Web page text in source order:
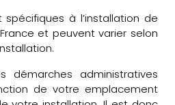
à l’installation de
et peuvent varier selon
démarches administratives
de votre emplacement